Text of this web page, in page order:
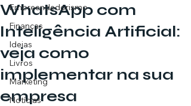
Empreendedorismo
Finanças
Ideias
Livros
Marketing
Notícias
WhatsApp com
Inteligência Artificial:
veja como
implementar na sua
empresa